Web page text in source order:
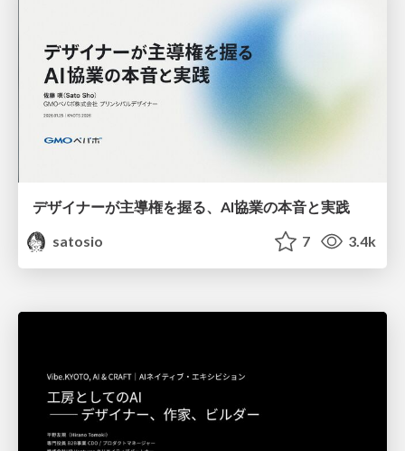
デザイナーが主導権を握る、AI協業の本音と実践
satosio
7 3.4k